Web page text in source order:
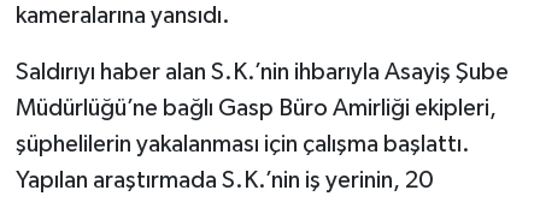
kameralarına yansıdı.
Saldırıyı haber alan S.K.’nin ihbarıyla Asayiş Şube
Müdürlüğü’ne bağlı Gasp Büro Amirliği ekipleri,
şüphelilerin yakalanması için çalışma başlattı.
Yapılan araştırmada S.K.’nin iş yerinin, 20